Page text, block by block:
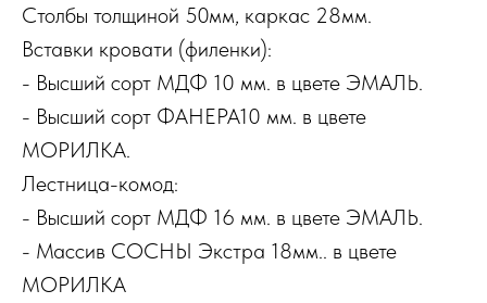
Столбы толщиной 50мм, каркас 28мм.
Вставки кровати (филенки):
- Высший сорт МДФ 10 мм. в цвете ЭМАЛЬ.
- Высший сорт ФАНЕРА10 мм. в цвете
МОРИЛКА.
Лестница-комод:
- Высший сорт МДФ 16 мм. в цвете ЭМАЛЬ.
- Массив СОСНЫ Экстра 18мм.. в цвете
МОРИЛКА